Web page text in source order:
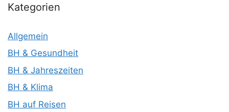
Kategorien
Allgemein
BH & Gesundheit
BH & Jahreszeiten
BH & Klima
BH auf Reisen